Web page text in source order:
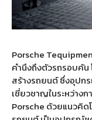
Porsche
คำนึงถึงตัวรถรอบคั
สร้างรถยนต์ ซึ่งอุปก
เชี่ยวชาญในระหว่าง
Porsche ด้วยแนวคิ